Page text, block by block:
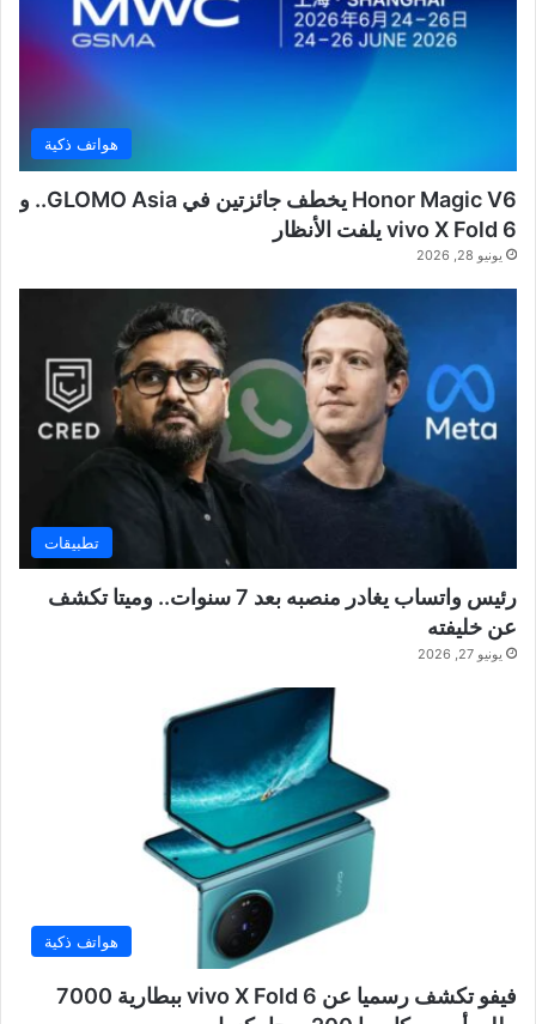
هواتف ذكية
Honor Magic V6 يخطف جائزتين في GLOMO Asia.. و
vivo X Fold 6 يلفت الأنظار
يونيو 28, 2026
تطبيقات
رئيس واتساب يغادر منصبه بعد 7 سنوات.. وميتا تكشف
عن خليفته
يونيو 27, 2026
هواتف ذكية
فيفو تكشف رسميا عن vivo X Fold 6 ببطارية 7000